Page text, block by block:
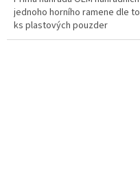
jednoho horního ramene dle
ks plastových pouzder